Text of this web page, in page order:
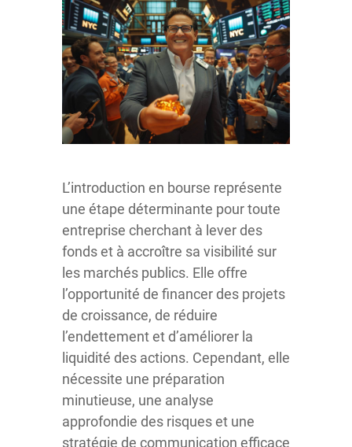
L’introduction en bourse représente
une étape déterminante pour toute
entreprise cherchant à lever des
fonds et à accroître sa visibilité sur
les marchés publics. Elle offre
l’opportunité de financer des projets
de croissance, de réduire
l’endettement et d’améliorer la
liquidité des actions. Cependant, elle
nécessite une préparation
minutieuse, une analyse
approfondie des risques et une
stratégie de communication efficace